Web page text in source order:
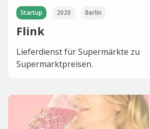
Startup 2020 Berlin
Flink
Lieferdienst für Supermärkte zu
Supermarktpreisen.